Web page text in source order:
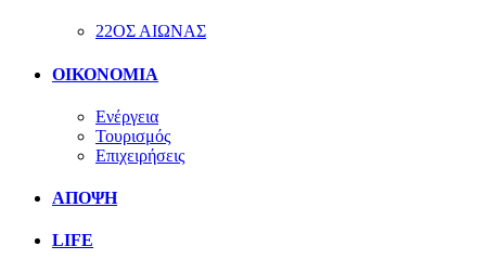
22ΟΣ ΑΙΩΝΑΣ
ΟΙΚΟΝΟΜΙΑ
Ενέργεια
Τουρισμός
Επιχειρήσεις
ΑΠΟΨΗ
LIFE